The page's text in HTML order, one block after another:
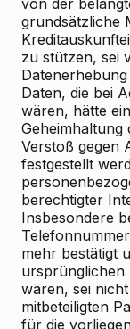
von der
grundsätzliche
zu stützen, sei
Daten, die bei
wären, hätte
Verstoß gegen
festgestellt
berechtigter
Insbesondere
mehr bestätigt
wären, sei
mitbeteiligten
für die